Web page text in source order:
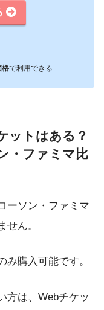
格で利用できる
ットはある？
・ファミマ比
ーソン・ファミマ
せん。
み購入可能です。
方は、Webチケッ